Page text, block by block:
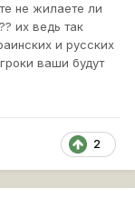
не жилаете ли
их ведь так
и русских
ваши будут
2